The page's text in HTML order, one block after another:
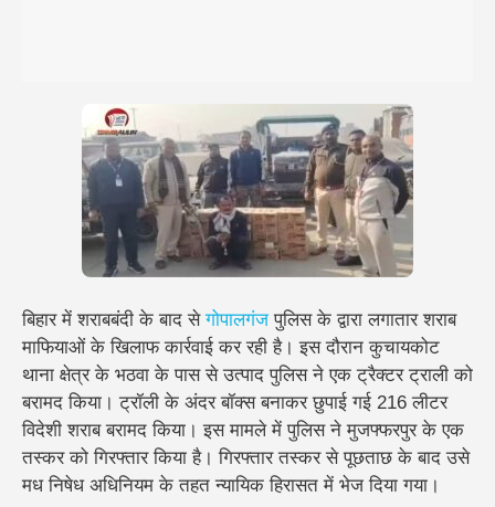
बिहार में शराबबंदी के बाद सेगोपालगंजपुलिस के द्वारा लगातार शराब
माफियाओं के खिलाफ कार्रवाई कर रही है। इस दौरान कुचायकोट
थाना क्षेत्र के भठवा के पास से उत्पाद पुलिस ने एक ट्रैक्टर ट्राली को
बरामद किया। ट्रॉली के अंदर बॉक्स बनाकर छुपाई गई 216 लीटर
विदेशी शराब बरामद किया। इस मामले में पुलिस ने मुजफ्फरपुर के एक
तस्कर को गिरफ्तार किया है। गिरफ्तार तस्कर से पूछताछ के बाद उसे
मध निषेध अधिनियम के तहत न्यायिक हिरासत में भेज दिया गया।